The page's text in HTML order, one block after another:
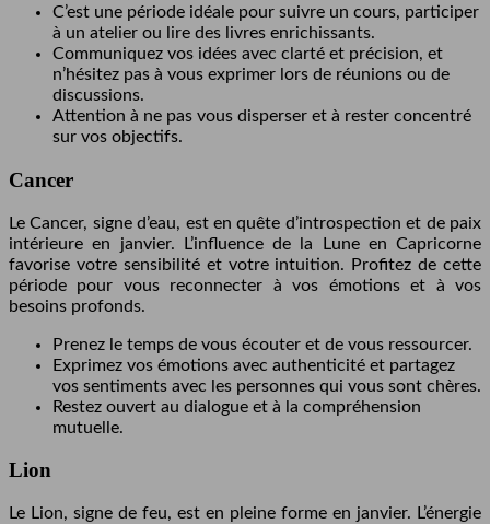
C’est une période idéale pour suivre un cours, participer
à un atelier ou lire des livres enrichissants.
Communiquez vos idées avec clarté et précision, et
n’hésitez pas à vous exprimer lors de réunions ou de
discussions.
Attention à ne pas vous disperser et à rester concentré
sur vos objectifs.
Cancer
Le Cancer, signe d’eau, est en quête d’introspection et de paix
intérieure en janvier. L’influence de la Lune en Capricorne
favorise votre sensibilité et votre intuition. Profitez de cette
période pour vous reconnecter à vos émotions et à vos
besoins profonds.
Prenez le temps de vous écouter et de vous ressourcer.
Exprimez vos émotions avec authenticité et partagez
vos sentiments avec les personnes qui vous sont chères.
Restez ouvert au dialogue et à la compréhension
mutuelle.
Lion
Le Lion, signe de feu, est en pleine forme en janvier. L’énergie